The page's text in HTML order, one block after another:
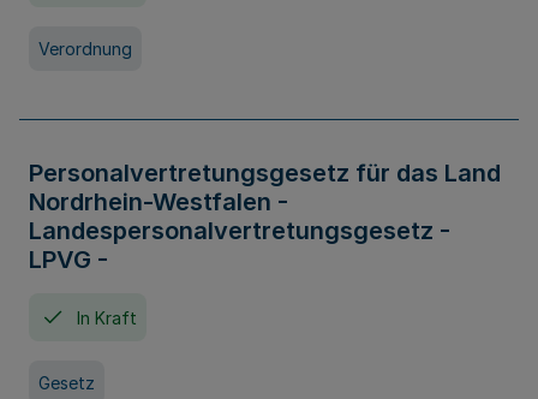
Verordnung
Personalvertretungsgesetz für das Land
Nordrhein-Westfalen -
Landespersonalvertretungsgesetz -
LPVG -
In Kraft
Gesetz